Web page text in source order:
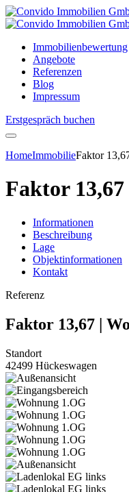
Immobilienbewertung
Angebote
Referenzen
Blog
Impressum
Erstgespräch buchen
HomeImmobilieFaktor
Faktor
Informationen
Beschreibung
Lage
Objektinformationen
Kontakt
Referenz
Faktor 13,67 |
Standort
42499 Hückeswagen